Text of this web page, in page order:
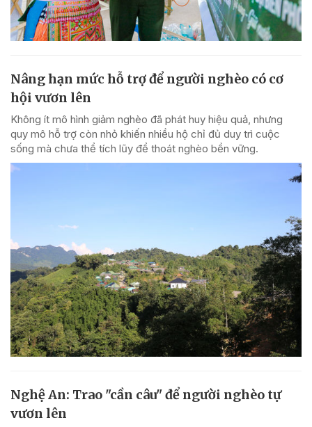
Nâng hạn mức hỗ trợ để người nghèo có cơ
hội vươn lên
Không ít mô hình giảm nghèo đã phát huy hiệu quả, nhưng
quy mô hỗ trợ còn nhỏ khiến nhiều hộ chỉ đủ duy trì cuộc
sống mà chưa thể tích lũy để thoát nghèo bền vững.
Nghệ An: Trao "cần câu" để người nghèo tự
vươn lên